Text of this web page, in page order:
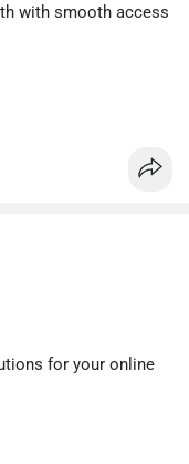
with smooth access
for your online